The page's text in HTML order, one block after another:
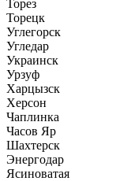
Торез
Торецк
Углегорск
Угледар
Украинск
Урзуф
Харцызск
Херсон
Чаплинка
Часов Яр
Шахтерск
Энергодар
Ясиноватая